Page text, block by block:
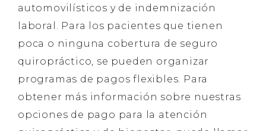
automovilísticos y de indemnización
laboral. Para los pacientes que tienen
poca o ninguna cobertura de seguro
quiropráctico, se pueden organizar
programas de pagos flexibles. Para
obtener más información sobre nuestras
opciones de pago para la atención